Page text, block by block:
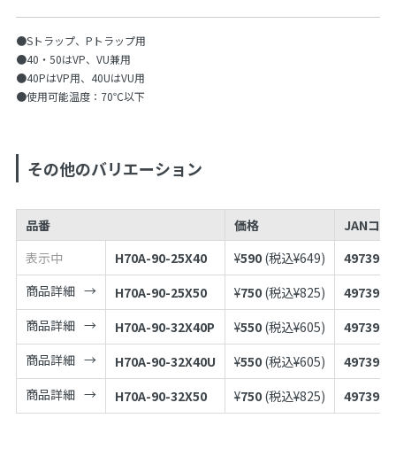
●Sトラップ、Pトラップ用
●40・50はVP、VU兼用
●40PはVP用、40UはVU用
●使用可能温度：70℃以下
その他のバリエーション
品番 価格
JANコ
表示中
H70A-90-25X40 ¥590 (税込¥649)
商品詳細
H70A-90-25X50 ¥750 (税込¥825)
商品詳細
H70A-90-32X40P ¥550 (税込¥605)
商品詳細
H70A-90-32X40U ¥550 (税込¥605)
商品詳細
H70A-90-32X50 ¥750 (税込¥825)